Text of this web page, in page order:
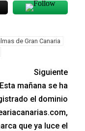
de Gran Canaria
Siguiente
Esta mañana se ha
el dominio
que ya luce el